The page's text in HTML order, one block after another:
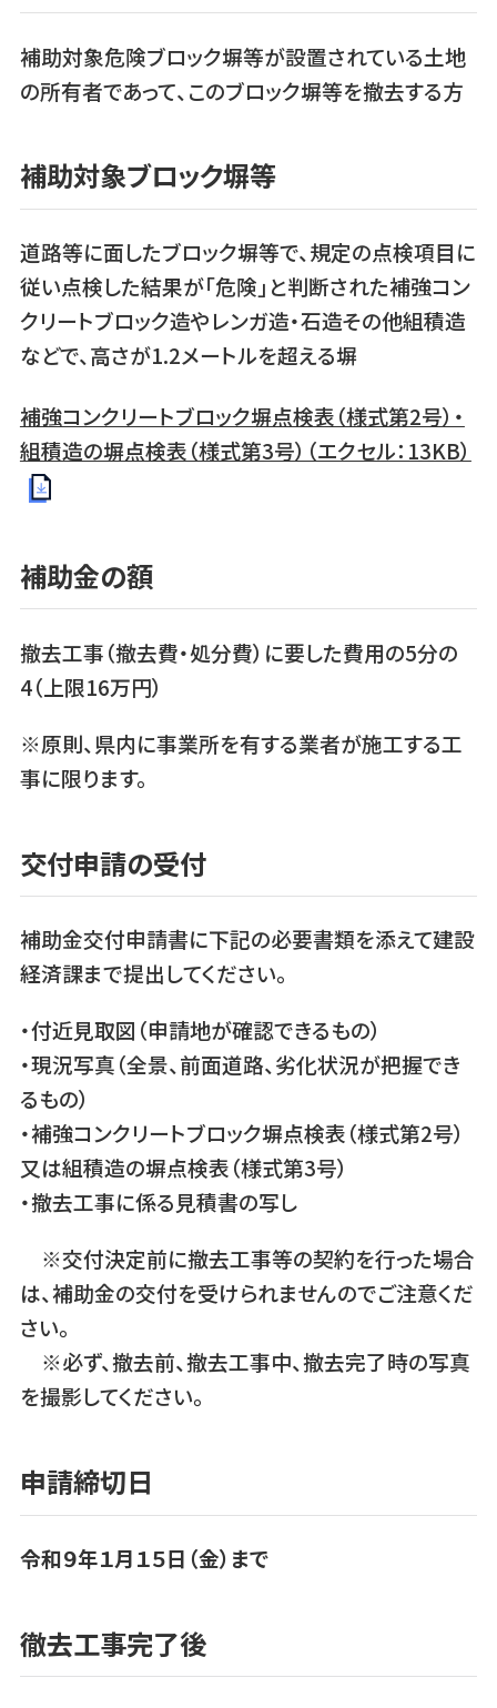
補助対象危険ブロック塀等が設置されている土地
の所有者であって、このブロック塀等を撤去する方
補助対象ブロック塀等
道路等に面したブロック塀等で、規定の点検項目に
従い点検した結果が「危険」と判断された補強コン
クリートブロック造やレンガ造・石造その他組積造
などで、高さが1.2メートルを超える塀
補強コンクリートブロック塀点検表（様式第2号）・
組積造の塀点検表（様式第3号）（エクセル：13KB）
補助金の額
撤去工事（撤去費・処分費）に要した費用の5分の
4（上限16万円）
※原則、県内に事業所を有する業者が施工する工
事に限ります。
交付申請の受付
補助金交付申請書に下記の必要書類を添えて建設
経済課まで提出してください。
・付近見取図（申請地が確認できるもの）
・現況写真（全景、前面道路、劣化状況が把握でき
るもの）
・補強コンクリートブロック塀点検表（様式第2号）
又は組積造の塀点検表（様式第3号）
・撤去工事に係る見積書の写し
※交付決定前に撤去工事等の契約を行った場合
は、補助金の交付を受けられませんのでご注意くだ
さい。
※必ず、撤去前、撤去工事中、撤去完了時の写真
を撮影してください。
申請締切日
令和９年１月１５日（金）まで
徹去工事完了後